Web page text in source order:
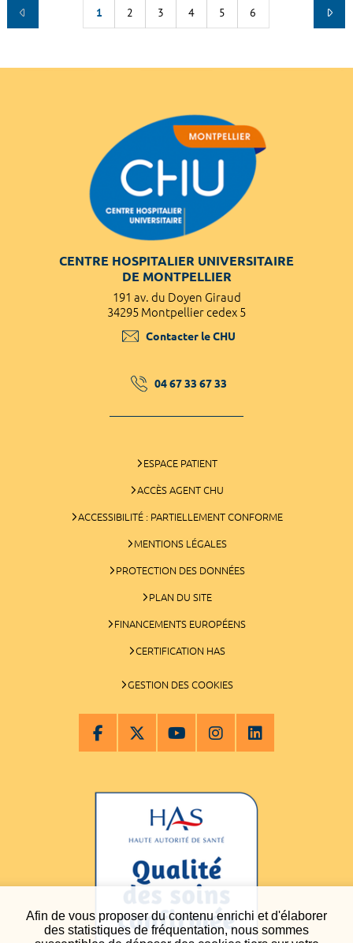
Afin de vous proposer du contenu enrichi et d'élaborer
des statistiques de fréquentation, nous sommes
1 2 3 4 5 6
CENTRE HOSPITALIER UNIVERSITAIRE
DE MONTPELLIER
191 av. du Doyen Giraud
34295 Montpellier cedex 5
Contacter le CHU
04 67 33 67 33
ESPACE PATIENT
ACCÈS AGENT CHU
ACCESSIBILITÉ : PARTIELLEMENT CONFORME
MENTIONS LÉGALES
PROTECTION DES DONNÉES
PLAN DU SITE
FINANCEMENTS EUROPÉENS
CERTIFICATION HAS
GESTION DES COOKIES